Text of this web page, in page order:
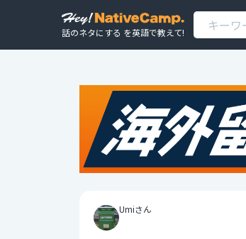
話のネタにする を英語で教えて!
Umiさん